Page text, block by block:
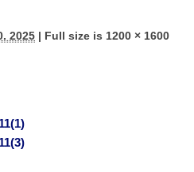
2025 | Full size is 1200 × 1600